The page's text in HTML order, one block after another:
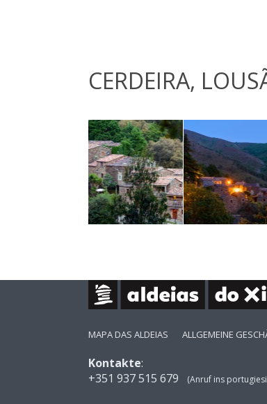
CERDEIRA,
MAPA DAS ALDEIAS ALLGEMEINE
Kontakte:
+351 937 515 679
(Anruf ins